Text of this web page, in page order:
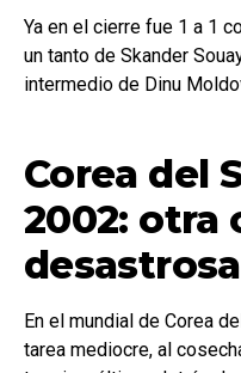
Ya en el cierre fue 1 a 1
un tanto de Skander
intermedio de Dinu
Corea del
2002: otra
desastrosa
En el mundial de Corea
tarea mediocre, al